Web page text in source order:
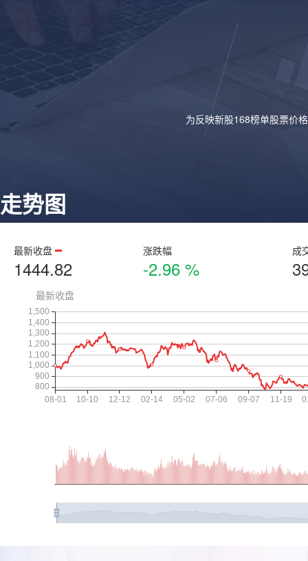
为反映新股168榜单股票价
走势图
最新收盘
1444.82
涨跌幅
-2.96 %
成